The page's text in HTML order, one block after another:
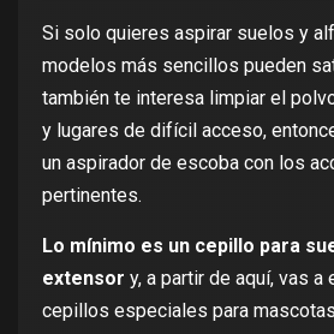
Si solo quieres aspirar suelos y
modelos más sencillos pueden
también te interesa limpiar el
y lugares de difícil acceso,
un aspirador de escoba con los
pertinentes.
Lo mínimo es un cepillo para
extensor y, a partir de aquí, vas a
cepillos especiales para